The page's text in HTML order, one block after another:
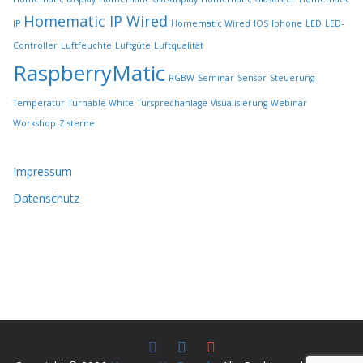
h
l
t
w
e
d
n
IP Homematic IP Wired Homematic Wired IOS Iphone LED LED-
Controller Luftfeuchte Luftgüte Luftqualität
RaspberryMatic RGBW Seminar Sensor Steuerung
Temperatur Turnable White Türsprechanlage Visualisierung Webinar
Workshop Zisterne
Impressum
Datenschutz